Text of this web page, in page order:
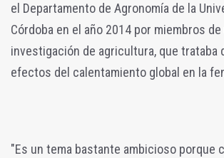
el Departamento de Agronomía de la
Córdoba en el año 2014 por miembros
investigación de agricultura, que trataba
efectos del calentamiento global en la
"Es un tema bastante ambicioso porque